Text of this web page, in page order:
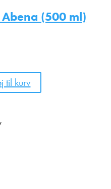
(500 ml)
til kurv